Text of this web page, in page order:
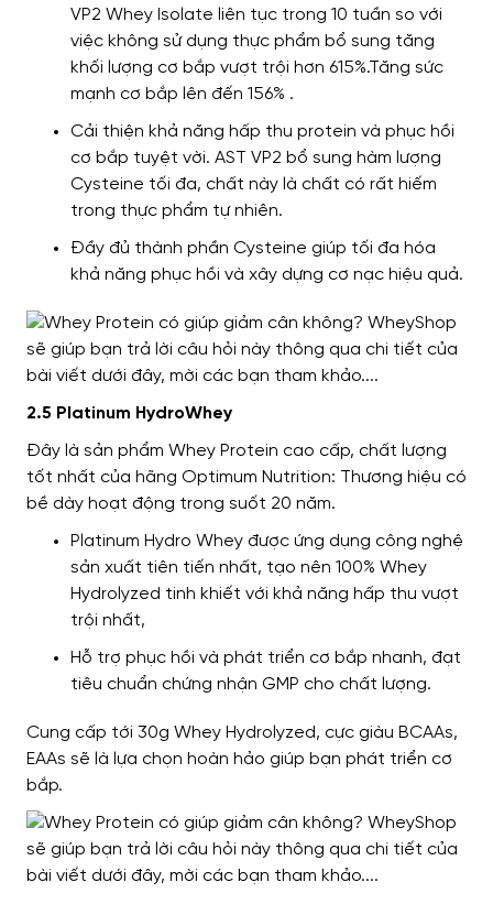
VP2 Whey Isolate liên tục trong 10 tuần so với
việc không sử dụng thực phẩm bổ sung tăng
khối lượng cơ bắp vượt trội hơn 615%.Tăng sức
mạnh cơ bắp lên đến 156% .
Cải thiện khả năng hấp thu protein và phục hồi
cơ bắp tuyệt vời. AST VP2 bổ sung hàm lượng
Cysteine tối đa, chất này là chất có rất hiếm
trong thực phẩm tự nhiên.
Đầy đủ thành phần Cysteine giúp tối đa hóa
khả năng phục hồi và xây dựng cơ nạc hiệu quả.
2.5 Platinum HydroWhey
Đây là sản phẩm Whey Protein cao cấp, chất lượng
tốt nhất của hãng Optimum Nutrition: Thương hiệu có
bề dày hoạt động trong suốt 20 năm.
Platinum Hydro Whey được ứng dụng công nghệ
sản xuất tiên tiến nhất, tạo nên 100% Whey
Hydrolyzed tinh khiết với khả năng hấp thu vượt
trội nhất,
Hỗ trợ phục hồi và phát triển cơ bắp nhanh, đạt
tiêu chuẩn chứng nhận GMP cho chất lượng.
Cung cấp tới 30g Whey Hydrolyzed, cực giàu BCAAs,
EAAs sẽ là lựa chọn hoàn hảo giúp bạn phát triển cơ
bắp.